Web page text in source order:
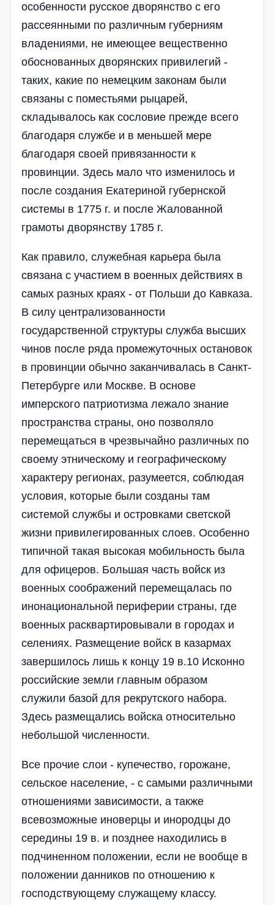
особенности русское дворянство с его
рассеянными по различным губерниям
владениями, не имеющее вещественно
обоснованных дворянских привилегий -
таких, какие по немецким законам были
связаны с поместьями рыцарей,
складывалось как сословие прежде всего
благодаря службе и в меньшей мере
благодаря своей привязанности к
провинции. Здесь мало что изменилось и
после создания Екатериной губернской
системы в 1775 г. и после Жалованной
грамоты дворянству 1785 г.
Как правило, служебная карьера была
связана с участием в военных действиях в
самых разных краях - от Польши до Кавказа.
В силу централизованности
государственной структуры служба высших
чинов после ряда промежуточных остановок
в провинции обычно заканчивалась в Санкт-
Петербурге или Москве. В основе
имперского патриотизма лежало знание
пространства страны, оно позволяло
перемещаться в чрезвычайно различных по
своему этническому и географическому
характеру регионах, разумеется, соблюдая
условия, которые были созданы там
системой службы и островками светской
жизни привилегированных слоев. Особенно
типичной такая высокая мобильность была
для офицеров. Большая часть войск из
военных соображений перемещалась по
инонациональной периферии страны, где
военных расквартировывали в городах и
селениях. Размещение войск в казармах
завершилось лишь к концу 19 в.10 Исконно
российские земли главным образом
служили базой для рекрутского набора.
Здесь размещались войска относительно
небольшой численности.
Все прочие слои - купечество, горожане,
сельское население, - с самыми различными
отношениями зависимости, а также
всевозможные иноверцы и инородцы до
середины 19 в. и позднее находились в
подчиненном положении, если не вообще в
положении данников по отношению к
господствующему служащему классу.